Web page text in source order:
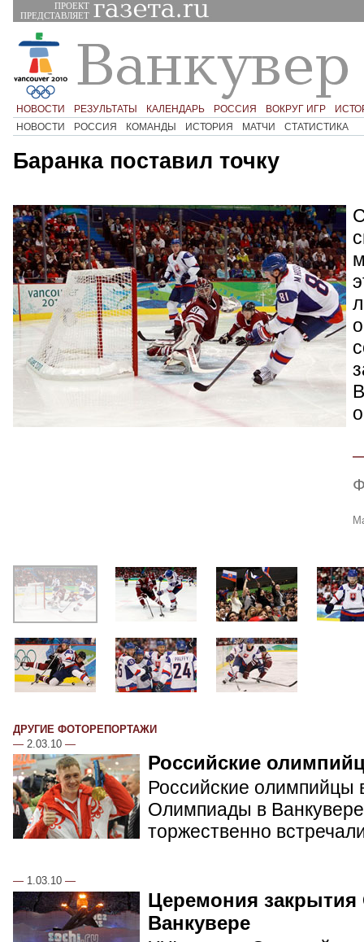
ПРОЕКТ
ПРЕДСТАВЛЯЕТ
НОВОСТИ РЕЗУЛЬТАТЫ КАЛЕНДАРЬ РОССИЯ ВОКРУГ ИГР
НОВОСТИ
РОССИЯ КОМАНДЫ ИСТОРИЯ МАТЧИ СТАТИСТИКА
Баранка поставил точку
ДРУГИЕ ФОТОРЕПОРТАЖИ
— 2.03.10 —
Российские
Российские олимпийцы
Олимпиады в
торжественно
— 1.03.10 —
Церемония
Ванкувере